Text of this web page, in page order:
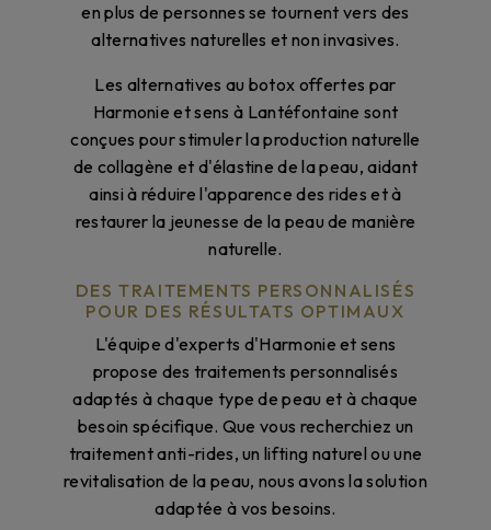
en plus de personnes se tournent vers des
alternatives naturelles et non invasives.
Les alternatives au botox offertes par
Harmonie et sens à Lantéfontaine sont
conçues pour stimuler la production naturelle
de collagène et d'élastine de la peau, aidant
ainsi à réduire l'apparence des rides et à
restaurer la jeunesse de la peau de manière
naturelle.
DES TRAITEMENTS PERSONNALISÉS
POUR DES RÉSULTATS OPTIMAUX
L'équipe d'experts d'Harmonie et sens
propose des traitements personnalisés
adaptés à chaque type de peau et à chaque
besoin spécifique. Que vous recherchiez un
traitement anti-rides, un lifting naturel ou une
revitalisation de la peau, nous avons la solution
adaptée à vos besoins.